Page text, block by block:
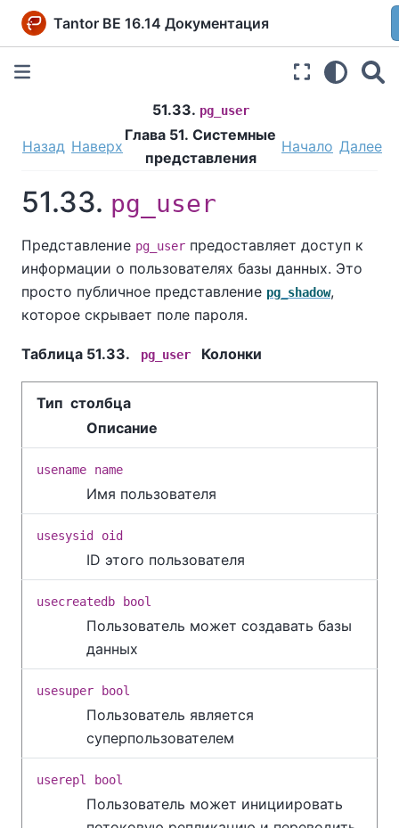
Tantor BE 16.14 Документация
51.33. pg_user
Назад Наверх
Глава 51. Системные
представления
Начало Далее
51.33. pg_user
Представление pg_user предоставляет доступ к
информации о пользователях базы данных. Это
просто публичное представление pg_shadow,
которое скрывает поле пароля.
Таблица 51.33. pg_user Колонки
Тип столбца
Описание
usename name
Имя пользователя
usesysid oid
ID этого пользователя
usecreatedb bool
Пользователь может создавать базы
данных
usesuper bool
Пользователь является
суперпользователем
userepl bool
Пользователь может инициировать